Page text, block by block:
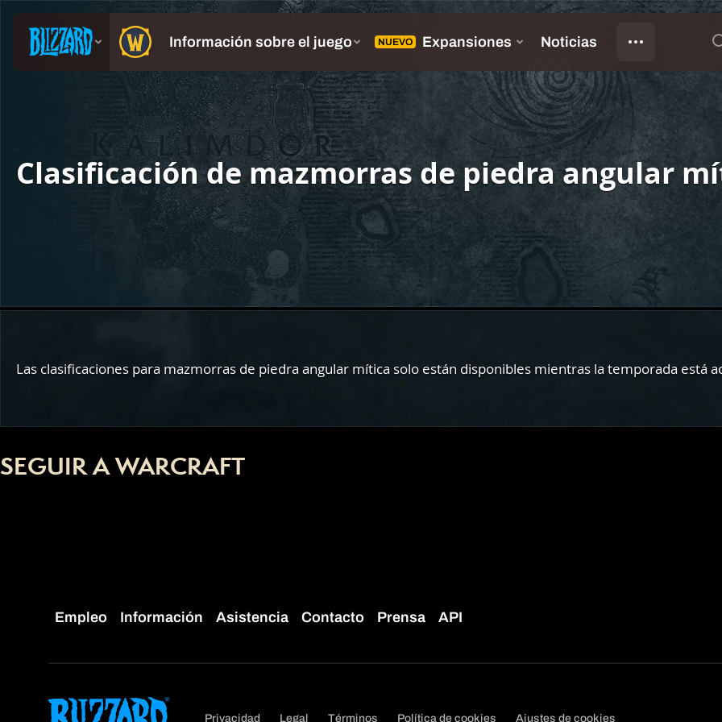
Clasificación de mazmorras de piedra angular
Las clasificaciones para mazmorras de piedra angular mítica solo están disponibles mientras la temporada está
SEGUIR A WARCRAFT